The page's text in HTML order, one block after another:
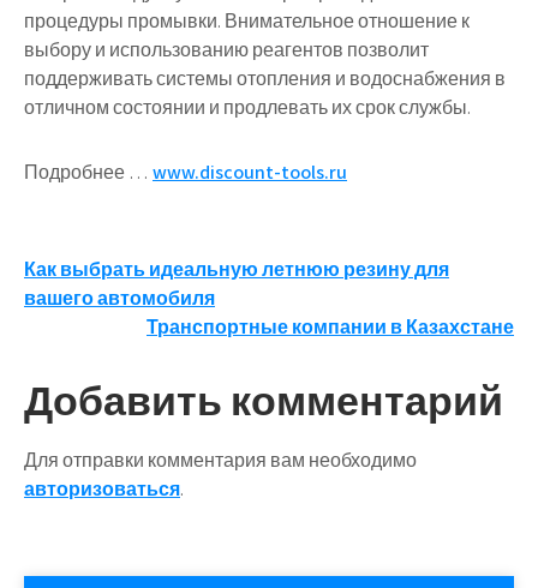
процедуры промывки. Внимательное отношение к
выбору и использованию реагентов позволит
поддерживать системы отопления и водоснабжения в
отличном состоянии и продлевать их срок службы.
Подробнее … www.discount-tools.ru
Навигация
по
Как выбрать идеальную летнюю резину для
вашего автомобиля
Транспортные компании в Казахстане
Добавить комментарий
Для отправки комментария вам необходимо
авторизоваться.